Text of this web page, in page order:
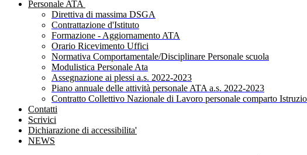
Personale ATA
Direttiva di massima DSGA
Contrattazione d'Istituto
Formazione - Aggiornamento ATA
Orario Ricevimento Uffici
Normativa Comportamentale/Disciplinare Personale scuola
Modulistica Personale Ata
Assegnazione ai plessi a.s. 2022-2023
Piano annuale delle attività personale ATA a.s. 2022-2023
Contratto Collettivo Nazionale di Lavoro personale comparto
Contatti
Scrivici
Dichiarazione di accessibilita'
NEWS